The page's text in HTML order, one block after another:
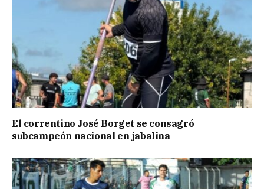
El correntino José Borget se consagró
subcampeón nacional en jabalina